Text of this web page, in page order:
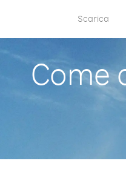
Scarica
Come